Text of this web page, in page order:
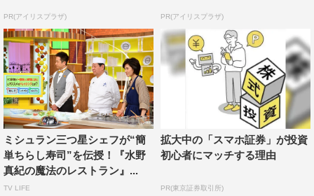
出演者には、「サバ缶と合わせると最もうま味がアップ
するのは『なめたけ・梅干し・鮭』のうち、どれ？」とい
う3択クイズを出題。V6長野博は「なめたけ」、ゲストの
松下奈緒は「梅干し」と解答する。一方、「鮭」を選んだ
ロザン菅広文は「魚に一番合うのは何か？魚ですよ！」と
主張。ロザン宇治原史規が「猫の考え方ですか？」とツッ
コむと、菅は「僕、猫の考え方ですよ」と答える謎の展開
PR(アイリスプラザ) PR(アイリスプラザ)
ミシュラン三つ星シェフが“簡
単ちらし寿司”を伝授！『水野
真紀の魔法のレストラン』...
TV LIFE
拡大中の「スマホ証券」が投資
初心者にマッチする理由
PR(東京証券取引所)